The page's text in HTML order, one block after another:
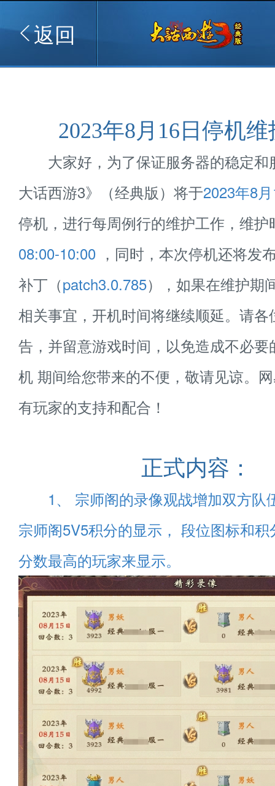
返回
2023年8月16日停机
大家好，为了保证服务器的稳定和
大话西游3》（经典版）将于2023年8
停机，进行每周例行的维护工作，维护
08:00-10:00 ，同时，本次停机还将发
补丁（patch3.0.785），如果在维护期
相关事宜，开机时间将继续顺延。请各
告，并留意游戏时间，以免造成不必
机 期间给您带来的不便，敬请见谅。
有玩家的支持和配合！
正式内容：
1、 宗师阁的录像观战增加双方队
宗师阁5V5积分的显示， 段位图标和
分数最高的玩家来显示。